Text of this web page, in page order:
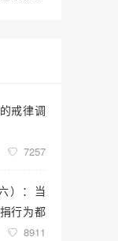
戒律调
7257
）：当
行为都
8911